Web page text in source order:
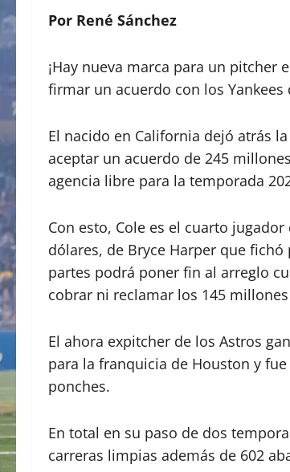
Por René Sánchez
¡Hay nueva marca para un
firmar un acuerdo con los
El nacido en California dejó atrás
aceptar un acuerdo de 245
agencia libre para la temporada
Con esto, Cole es el cuarto
dólares, de Bryce Harper que
partes podrá poner fin al arreglo
cobrar ni reclamar los 145
El ahora expitcher de los Astros
para la franquicia de Houston y
ponches.
En total en su paso de dos
carreras limpias además de 602